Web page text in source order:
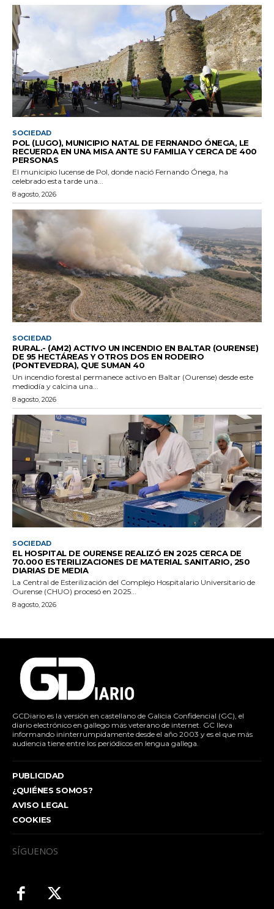
SOCIEDAD
POL (LUGO), MUNICIPIO NATAL DE FERNANDO ÓNEGA, LE
RECUERDA EN UNA MISA ANTE SU FAMILIA Y CERCA DE 400
PERSONAS
El municipio lucense de Pol, donde nació Fernando Ónega, ha
celebrado esta tarde una...
8 agosto, 2026
SOCIEDAD
RURAL.- (AM2) ACTIVO UN INCENDIO EN BALTAR (OURENSE)
DE 95 HECTÁREAS Y OTROS DOS EN RODEIRO
(PONTEVEDRA), QUE SUMAN 40
Un incendio forestal permanece activo en Baltar (Ourense) desde este
mediodía y calcina una...
8 agosto, 2026
SOCIEDAD
EL HOSPITAL DE OURENSE REALIZÓ EN 2025 CERCA DE
70.000 ESTERILIZACIONES DE MATERIAL SANITARIO, 250
DIARIAS DE MEDIA
La Central de Esterilización del Complejo Hospitalario Universitario de
Ourense (CHUO) procesó en 2025...
8 agosto, 2026
GCDiario es la versión en castellano de Galicia Confidencial (GC), el
diario electrónico en gallego más veterano de internet. GC lleva
informando ininterrumpidamente desde el año 2003 y es el que más
audiencia tiene entre los periódicos en lengua gallega.
PUBLICIDAD
¿QUIÉNES SOMOS?
AVISO LEGAL
COOKIES
SÍGUENOS